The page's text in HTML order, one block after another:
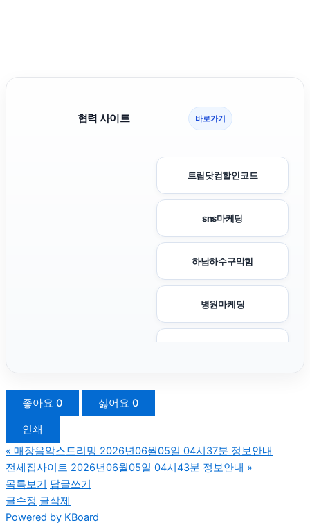
협력 사이트 바로가기
트립닷컴할인코드
sns마케팅
하남하수구막힘
병원마케팅
강동구하수구막힘
좋아요 0 싫어요 0
인쇄
« 매장음악스트리밍 2026년06월05일 04시37분 정보안내
전세집사이트 2026년06월05일 04시43분 정보안내 »
목록보기 답글쓰기
글수정 글삭제
Powered by KBoard